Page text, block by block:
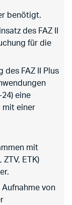
benötigt.
des FAZ II
für die
des FAZ II Plus
eine
mit einer
mit
ETK)
Aufnahme von